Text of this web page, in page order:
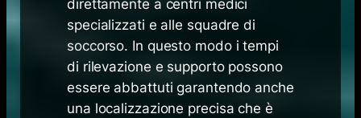
direttamente a centri medici
specializzati e alle squadre di
soccorso. In questo modo i tempi
di rilevazione e supporto possono
essere abbattuti garantendo anche
una localizzazione precisa che è